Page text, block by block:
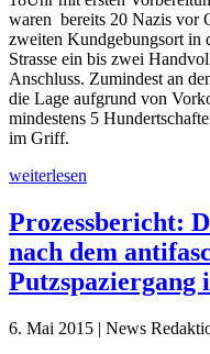
waren bereits 20 Nazis vor
zweiten Kundgebungsort in
Strasse ein bis zwei
Anschluss. Zumindest an
die Lage aufgrund von
mindestens 5
im Griff.
weiterlesen
Prozessbericht:
nach dem
Putzspaziergang
6. Mai 2015 | News